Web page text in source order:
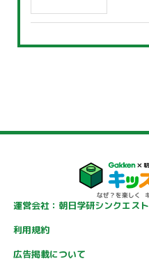
運営会社：朝日学研シンクエスト
利用規約
広告掲載について